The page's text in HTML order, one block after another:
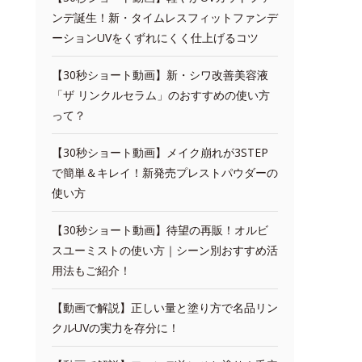
ンデ誕生！新・タイムレスフィットファンデ
ーションUVをくずれにくく仕上げるコツ
【30秒ショート動画】新・シワ改善美容液
「ザ リンクルセラム」のおすすめの使い方
って？
【30秒ショート動画】メイク崩れが3STEP
で簡単＆キレイ！新発売プレストパウダーの
使い方
【30秒ショート動画】待望の再販！オルビ
スユーミストの使い方｜シーン別おすすめ活
用法もご紹介！
【動画で解説】正しい量と塗り方で名品リン
クルUVの実力を存分に！